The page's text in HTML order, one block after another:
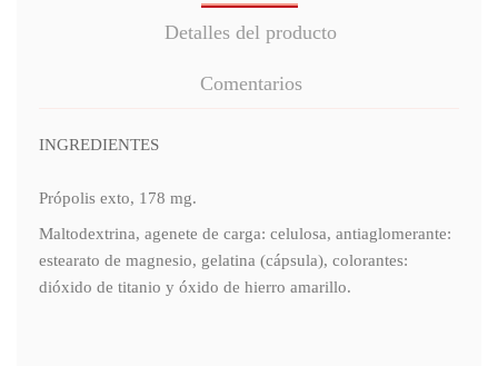
Detalles del producto
Comentarios
INGREDIENTES
Própolis exto, 178 mg.
Maltodextrina, agenete de carga: celulosa, antiaglomerante:
estearato de magnesio, gelatina (cápsula), colorantes:
dióxido de titanio y óxido de hierro amarillo.